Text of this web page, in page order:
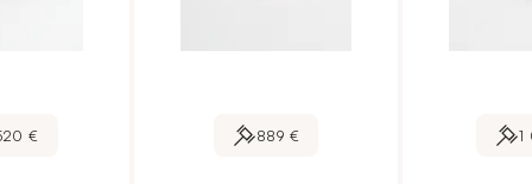
€ 889 € 1